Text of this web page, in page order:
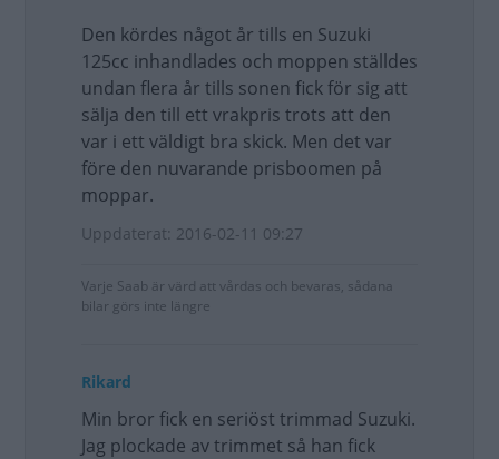
Den kördes något år tills en Suzuki
125cc inhandlades och moppen ställdes
undan flera år tills sonen fick för sig att
sälja den till ett vrakpris trots att den
var i ett väldigt bra skick. Men det var
före den nuvarande prisboomen på
moppar.
Uppdaterat: 2016-02-11 09:27
Varje Saab är värd att vårdas och bevaras, sådana
bilar görs inte längre
Rikard
Min bror fick en seriöst trimmad Suzuki.
Jag plockade av trimmet så han fick